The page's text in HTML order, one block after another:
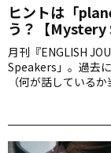
ヒントは「
う？【Mystery
月刊『ENGLISH
Speakers」。過去
（何が話している